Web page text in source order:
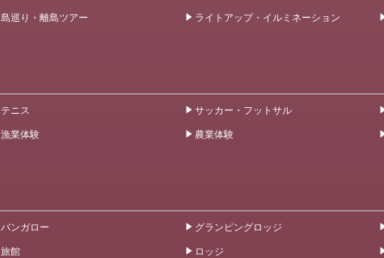
島巡り・離島ツアー ライトアップ・イルミネーション
テニス サッカー・フットサル
漁業体験 農業体験
バンガロー グランピングロッジ
旅館 ロッジ